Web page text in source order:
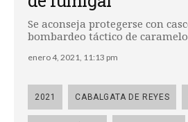
Se aconseja protegerse con
bombardeo táctico de
enero 4, 2021, 11:13 pm
2021 CABALGATA DE REYES